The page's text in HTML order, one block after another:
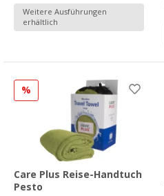
Weitere Ausführungen
erhältlich
%
Care Plus Reise-Handtuch
Pesto